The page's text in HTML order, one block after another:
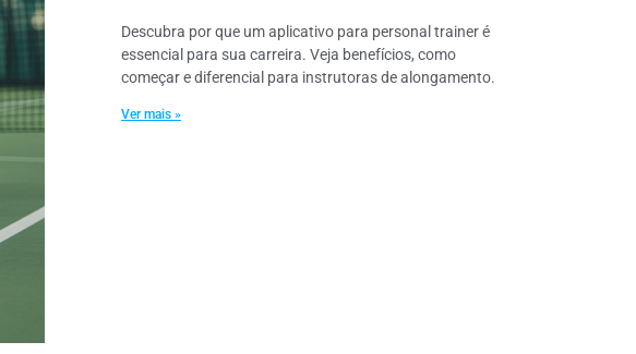
Descubra por que um aplicativo para personal trainer é
essencial para sua carreira. Veja benefícios, como
começar e diferencial para instrutoras de alongamento.
Ver mais »